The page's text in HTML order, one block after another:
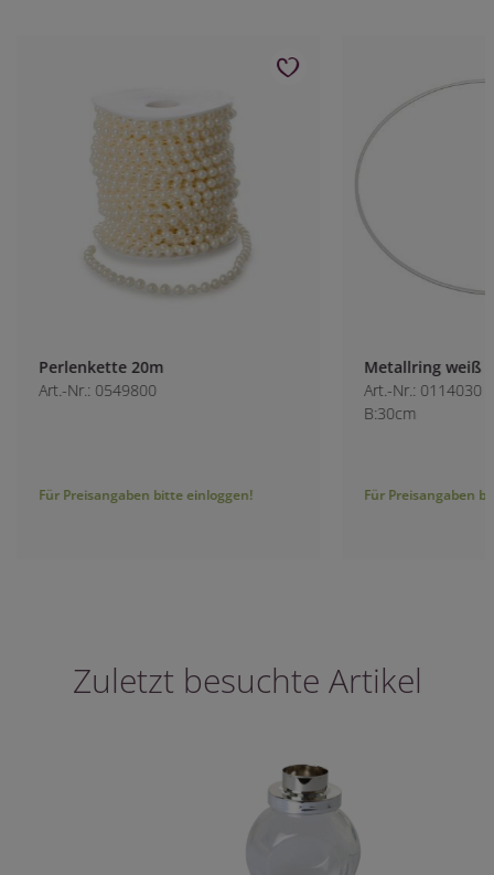
Perlenkette 20m
Art.-Nr.: 0549800
Für Preisangaben bitte einloggen!
Metallring weiß
Art.-Nr.: 0114030
B:30cm
Für Preisangaben
Zuletzt besuchte Artikel